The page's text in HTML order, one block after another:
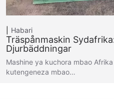
Habari
Träspånmaskin
Djurbäddningar
Mashine ya kuchora mbao
kutengeneza mbao…